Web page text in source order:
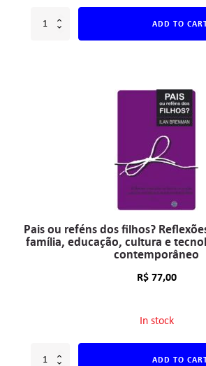
ADD TO
Pais ou reféns dos filhos?
família, educação, cultura e
contemporâneo
R$77,00
In stock
ADD TO